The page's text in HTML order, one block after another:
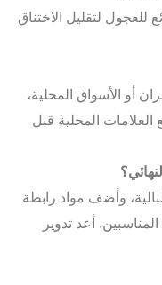
مم بشكل شائع للعجول لتقليل الاختناق
أو الأسواق المحلية،
المحلية قبل
وأضف مواد رابطة
المناسبين. أعد تدوير